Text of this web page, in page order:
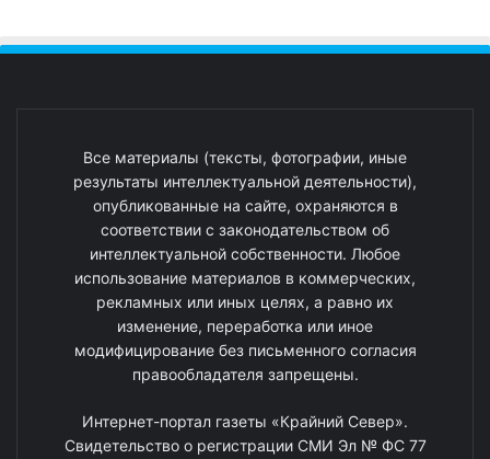
Все материалы (тексты, фотографии, иные
результаты интеллектуальной деятельности),
опубликованные на сайте, охраняются в
соответствии с законодательством об
интеллектуальной собственности. Любое
использование материалов в коммерческих,
рекламных или иных целях, а равно их
изменение, переработка или иное
модифицирование без письменного согласия
правообладателя запрещены.
Интернет-портал газеты «Крайний Север».
Свидетельство о регистрации СМИ Эл № ФС 77